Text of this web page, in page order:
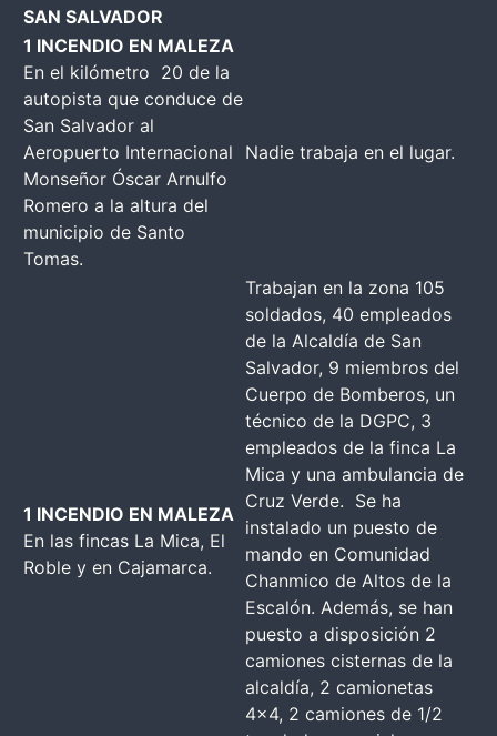
SAN SALVADOR
1 INCENDIO EN MALEZA
En el kilómetro 20 de la
autopista que conduce de
San Salvador al
Aeropuerto Internacional
Monseñor Óscar Arnulfo
Romero a la altura del
municipio de Santo
Tomas.
Nadie trabaja en el lugar.
1 INCENDIO EN MALEZA
En las fincas La Mica, El
Roble y en Cajamarca.
Trabajan en la zona 105
soldados, 40 empleados
de la Alcaldía de San
Salvador, 9 miembros del
Cuerpo de Bomberos, un
técnico de la DGPC, 3
empleados de la finca La
Mica y una ambulancia de
Cruz Verde. Se ha
instalado un puesto de
mando en Comunidad
Chanmico de Altos de la
Escalón. Además, se han
puesto a disposición 2
camiones cisternas de la
alcaldía, 2 camionetas
4×4, 2 camiones de 1/2